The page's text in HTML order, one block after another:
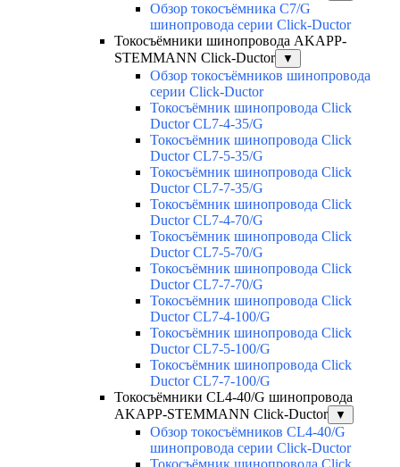
Обзор токосъёмника С7/G
шинопровода серии Click-Ductor
Токосъёмники шинопровода AKAPP-
STEMMANN Click-Ductor
▼
Обзор токосъёмников шинопровода
серии Click-Ductor
Токосъёмник шинопровода Click
Ductor CL7-4-35/G
Токосъёмник шинопровода Click
Ductor CL7-5-35/G
Токосъёмник шинопровода Click
Ductor CL7-7-35/G
Токосъёмник шинопровода Click
Ductor CL7-4-70/G
Токосъёмник шинопровода Click
Ductor CL7-5-70/G
Токосъёмник шинопровода Click
Ductor CL7-7-70/G
Токосъёмник шинопровода Click
Ductor CL7-4-100/G
Токосъёмник шинопровода Click
Ductor CL7-5-100/G
Токосъёмник шинопровода Click
Ductor CL7-7-100/G
Токосъёмники СL4-40/G шинопровода
AKAPP-STEMMANN Click-Ductor
▼
Обзор токосъёмников СL4-40/G
шинопровода серии Click-Ductor
Токосъёмник шинопровода Click